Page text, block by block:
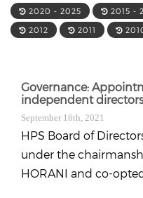
2020 - 2025 2015 -
2012 2011
Governance:
independent
September 16th, 2021
HPS Board of
under the
HORANI and co-